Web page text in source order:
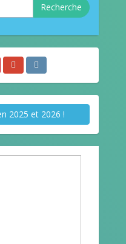
Recherche
2025 et 2026 !